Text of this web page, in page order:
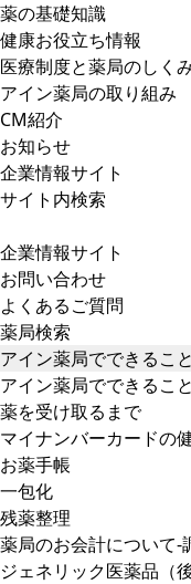
薬の基礎知識
健康お役立ち情報
医療制度と薬局のしく
アイン薬局の取り組み
CM紹介
お知らせ
企業情報サイト
サイト内検索
企業情報サイト
お問い合わせ
よくあるご質問
薬局検索
アイン薬局でできること
アイン薬局でできるこ
薬を受け取るまで
マイナンバーカードの
お薬手帳
一包化
残薬整理
薬局のお会計について-
ジェネリック医薬品（